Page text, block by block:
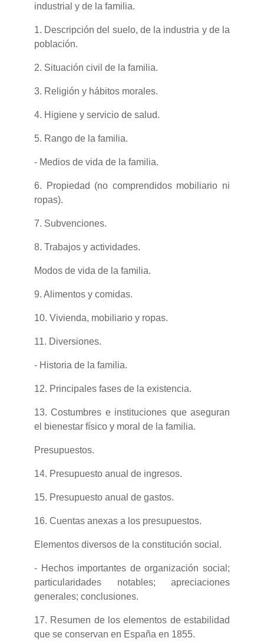
industrial y de la familia.
1. Descripción del suelo, de la industria y de la
población.
2. Situación civil de la familia.
3. Religión y hábitos morales.
4. Higiene y servicio de salud.
5. Rango de la familia.
- Medios de vida de la familia.
6. Propiedad (no comprendidos mobiliario ni
ropas).
7. Subvenciones.
8. Trabajos y actividades.
Modos de vida de la familia.
9. Alimentos y comidas.
10. Vivienda, mobiliario y ropas.
11. Diversiones.
- Historia de la familia.
12. Principales fases de la existencia.
13. Costumbres e instituciones que aseguran
el bienestar físico y moral de la familia.
Presupuestos.
14. Presupuesto anual de ingresos.
15. Presupuesto anual de gastos.
16. Cuentas anexas a los presupuestos.
Elementos diversos de la constitución social.
- Hechos importantes de organización social;
particularidades notables;
apreciaciones
generales; conclusiones.
17. Resumen de los elementos de estabilidad
que se conservan en España en 1855.